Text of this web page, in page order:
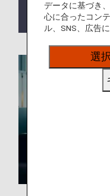
典航空券・いっ
先行予約サービ
データに基づき
心に合ったコン
ル、SNS、広告
選